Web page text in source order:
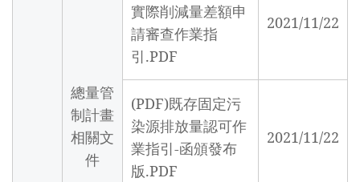
總量管
制計畫
相關文
件
實際削減量差額申
請審查作業指
引.PDF
2021/11/22
(PDF)既存固定污
染源排放量認可作
業指引-函頒發布
版.PDF
2021/11/22